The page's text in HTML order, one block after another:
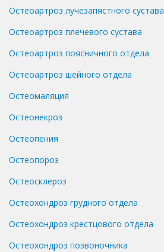
Остеоартроз лучезапястного сустава
Остеоартроз плечевого сустава
Остеоартроз поясничного отдела
Остеоартроз шейного отдела
Остеомаляция
Остеонекроз
Остеопения
Остеопороз
Остеосклероз
Остеохондроз грудного отдела
Остеохондроз крестцового отдела
Остеохондроз позвоночника